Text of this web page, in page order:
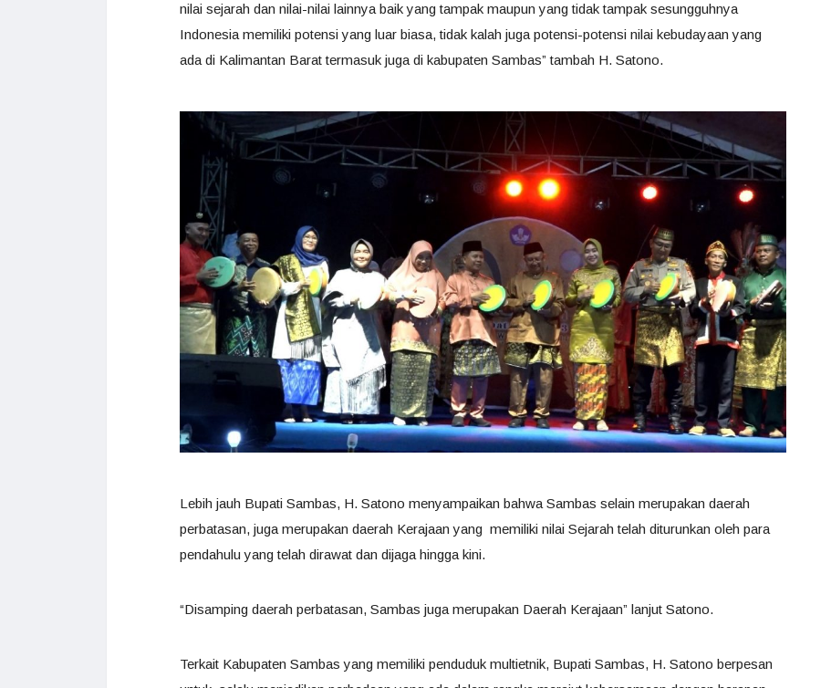
nilai sejarah dan nilai-nilai lainnya baik yang tampak maupun yang tidak tampak sesungguhnya
Indonesia memiliki potensi yang luar biasa, tidak kalah juga potensi-potensi nilai kebudayaan yang
ada di Kalimantan Barat termasuk juga di kabupaten Sambas” tambah H. Satono.
Lebih jauh Bupati Sambas, H. Satono menyampaikan bahwa Sambas selain merupakan daerah
perbatasan, juga merupakan daerah Kerajaan yang memiliki nilai Sejarah telah diturunkan oleh para
pendahulu yang telah dirawat dan dijaga hingga kini.
“Disamping daerah perbatasan, Sambas juga merupakan Daerah Kerajaan” lanjut Satono.
Terkait Kabupaten Sambas yang memiliki penduduk multietnik, Bupati Sambas, H. Satono berpesan